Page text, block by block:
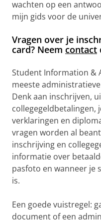
wachten op een
mijn gids voor de
Vragen over je
card? Neem contact
Student Information &
meeste
Denk aan inschrijven,
collegegeldbetalingen,
verklaringen en
vragen worden al
inschrijving en
informatie over
pasfoto en wanneer je
is.
Een goede vuistregel:
document of een